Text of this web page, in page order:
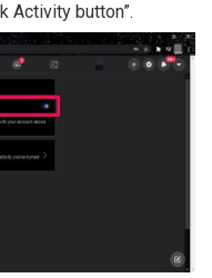
Activity button”.